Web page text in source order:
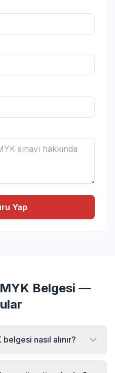
Yap
Belgesi —
nasıl alınır?
belgesi almak için MYK
Online başvuru formu